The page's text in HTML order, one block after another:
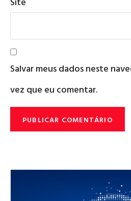
Salvar meus dados neste
vez que eu comentar.